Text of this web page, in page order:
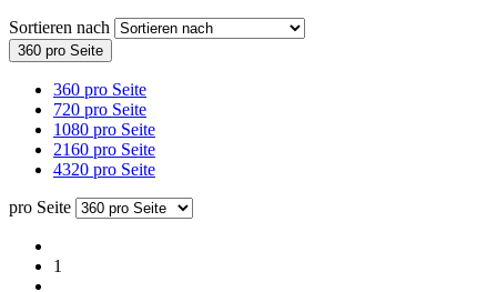
Sortieren nach
360 pro Seite
360 pro Seite
720 pro Seite
1080 pro Seite
2160 pro Seite
4320 pro Seite
pro Seite
1